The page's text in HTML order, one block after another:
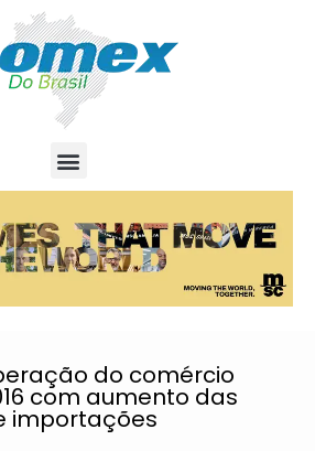
do comércio
com aumento das
importações